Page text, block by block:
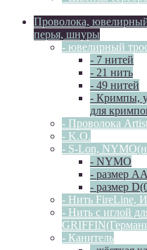
Проволока,
перья, шнуры
- ювелирный
- 7 нитей
- 21 нить
- 49 нитей
- Кримпы,
для
- Проволока
- K.O.
- S-Lon,
- NYMO
- размер
- размер
- Нить FireLine,
- Нить с иглой
- Канитель